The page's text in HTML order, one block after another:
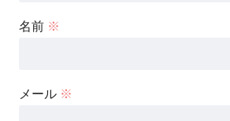
名前 ※
メール ※